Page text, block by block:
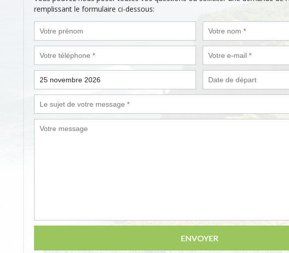
remplissant le formulaire ci-dessous:
ENVOYER